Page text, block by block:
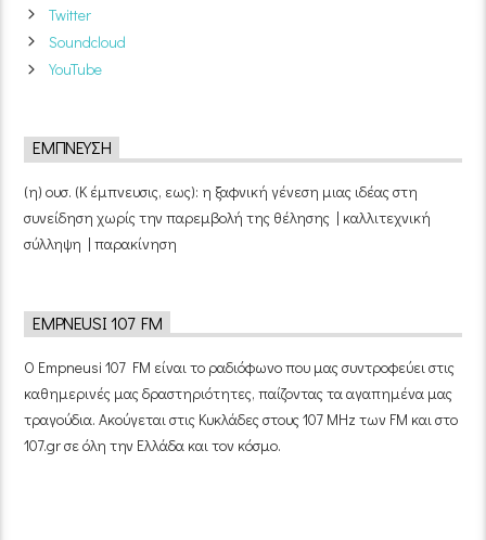
Twitter
Soundcloud
YouTube
ΈΜΠΝΕΥΣΗ
(η) ουσ. (Κ έμπνευσις, εως): η ξαφνική γένεση μιας ιδέας στη
συνείδηση χωρίς την παρεμβολή της θέλησης | καλλιτεχνική
σύλληψη | παρακίνηση
EMPNEUSI 107 FM
Ο Empneusi 107 FM είναι το ραδιόφωνο που μας συντροφεύει στις
καθημερινές μας δραστηριότητες, παίζοντας τα αγαπημένα μας
τραγούδια. Ακούγεται στις Κυκλάδες στους 107 MHz των FM και στο
107.gr σε όλη την Ελλάδα και τον κόσμο.